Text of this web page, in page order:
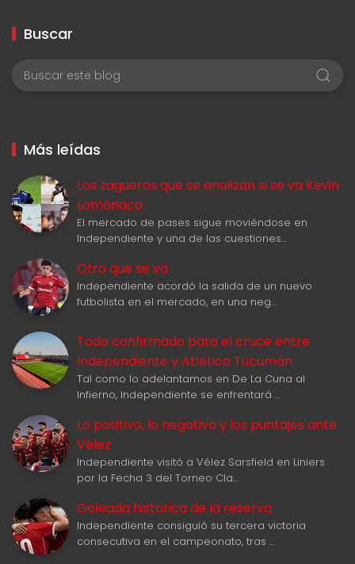
Buscar
Más leídas
Los zagueros que se analizan si se va Kevin
Lomónaco
El mercado de pases sigue moviéndose en
Independiente y una de las cuestiones…
Otro que se va
Independiente acordó la salida de un nuevo
futbolista en el mercado, en una neg…
Todo confirmado para el cruce entre
Independiente y Atlético Tucumán
Tal como lo adelantamos en De La Cuna al
Infierno, Independiente se enfrentará …
Lo positivo, lo negativo y los puntajes ante
Vélez
Independiente visitó a Vélez Sarsfield en Liniers
por la Fecha 3 del Torneo Cla…
Goleada historica de la reserva
Independiente consiguió su tercera victoria
consecutiva en el campeonato, tras …